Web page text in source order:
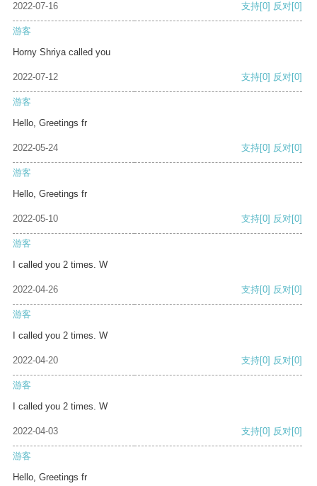
2022-07-16 支持[0] 反对[0]
游客
Horny Shriya called you
2022-07-12 支持[0] 反对[0]
游客
Hello, Greetings fr
2022-05-24 支持[0] 反对[0]
游客
Hello, Greetings fr
2022-05-10 支持[0] 反对[0]
游客
I called you 2 times. W
2022-04-26 支持[0] 反对[0]
游客
I called you 2 times. W
2022-04-20 支持[0] 反对[0]
游客
I called you 2 times. W
2022-04-03 支持[0] 反对[0]
游客
Hello, Greetings fr